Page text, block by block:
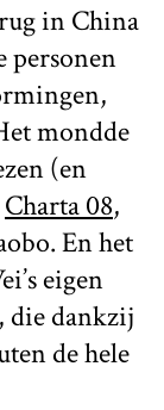
in China
personen
mondde
(en
Charta 08,
En het
eigen
die dankzij
de hele